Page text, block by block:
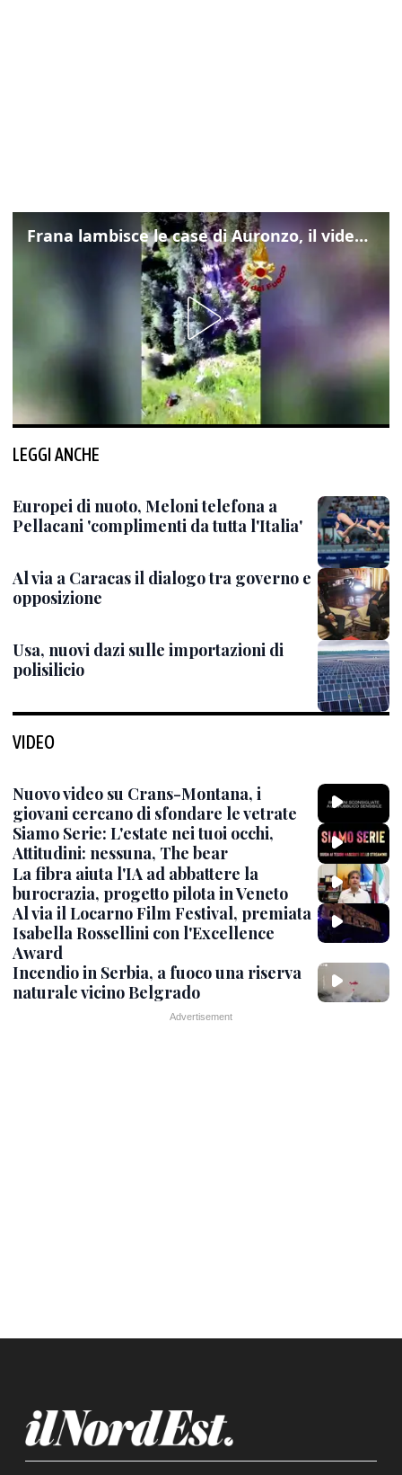
Frana lambisce le case di Auronzo, il video dall'elicottero dei vigili del fuoco
LEGGI ANCHE
Europei di nuoto, Meloni telefona a
Pellacani 'complimenti da tutta l'Italia'
Al via a Caracas il dialogo tra governo e
opposizione
Usa, nuovi dazi sulle importazioni di
polisilicio
VIDEO
Nuovo video su Crans-Montana, i
giovani cercano di sfondare le vetrate
Siamo Serie: L'estate nei tuoi occhi,
Attitudini: nessuna, The bear
La fibra aiuta l'IA ad abbattere la
burocrazia, progetto pilota in Veneto
Al via il Locarno Film Festival, premiata
Isabella Rossellini con l'Excellence
Award
Incendio in Serbia, a fuoco una riserva
naturale vicino Belgrado